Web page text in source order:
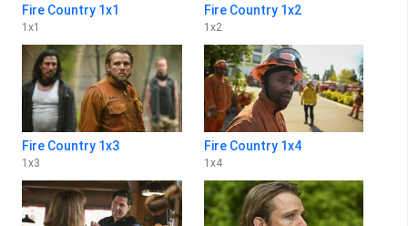
Fire Country 1x1
1 x1
Fire Country 1x2
1 x2
Fire Country 1x3
1 x3
Fire Country 1x4
1 x4